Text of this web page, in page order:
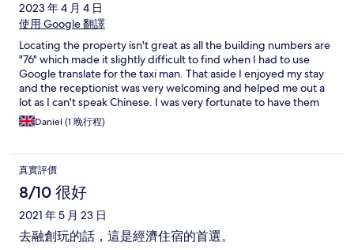
2023 年 4 月 4 日
使用 Google 翻譯
Locating the property isn't great as all the building numbers are
"76" which made it slightly difficult to find when I had to use
Google translate for the taxi man. That aside I enjoyed my stay
and the receptionist was very welcoming and helped me out a
lot as I can't speak Chinese. I was very fortunate to have them
there. Thank you again (xiexie) I would recommend to many
(One thing to note is the construction work that's currently
front room - works stopped around 10PM local time)
Daniel (1 晚行程)
真實評價
8/10 很好
2021 年 5 月 23 日
去融創玩的話，這是經濟住宿的首選。